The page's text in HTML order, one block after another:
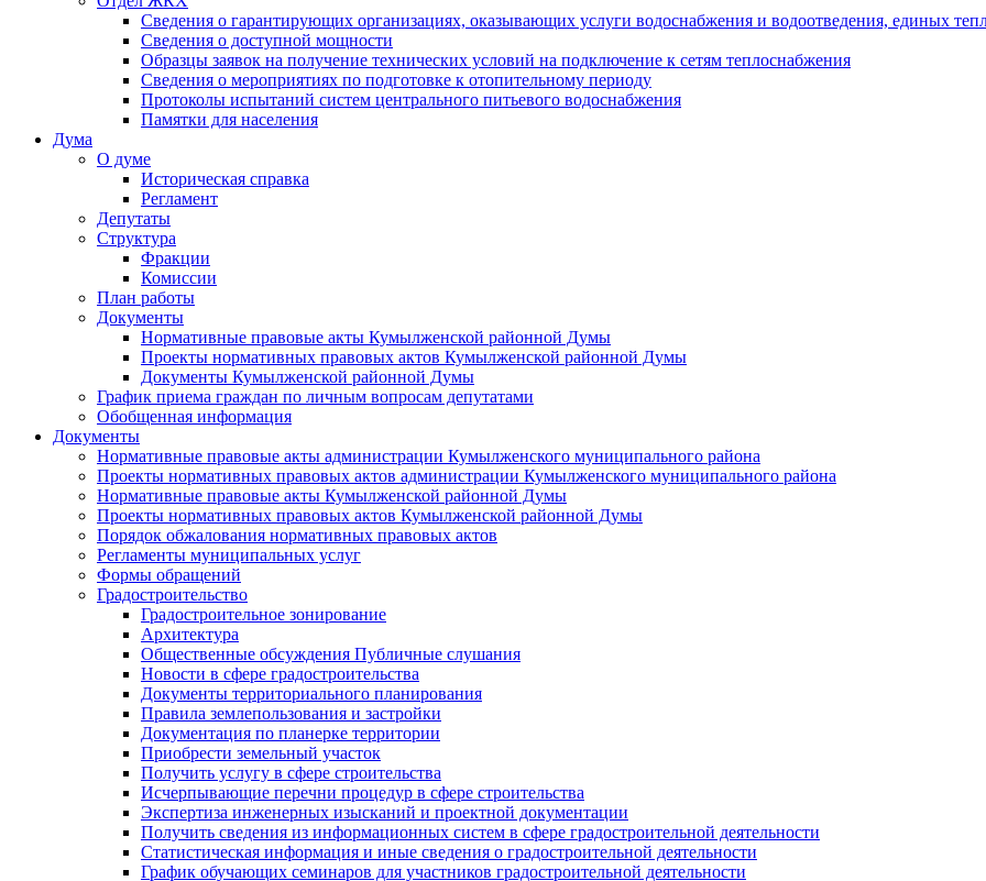
Сведения о гарантирующих организациях, оказывающих услуги водоснабжения и водоотведения, единых
Сведения о доступной мощности
Образцы заявок на получение технических условий на подключение к сетям теплоснабжения
Сведения о мероприятиях по подготовке к отопительному периоду
Протоколы испытаний систем центрального питьевого водоснабжения
Памятки для населения
Дума
О думе
Историческая справка
Регламент
Депутаты
Структура
Фракции
Комиссии
План работы
Документы
Нормативные правовые акты Кумылженской районной Думы
Проекты нормативных правовых актов Кумылженской районной Думы
Документы Кумылженской районной Думы
График приема граждан по личным вопросам депутатами
Обобщенная информация
Документы
Нормативные правовые акты администрации Кумылженского муниципального района
Проекты нормативных правовых актов администрации Кумылженского муниципального района
Нормативные правовые акты Кумылженской районной Думы
Проекты нормативных правовых актов Кумылженской районной Думы
Порядок обжалования нормативных правовых актов
Регламенты муниципальных услуг
Формы обращений
Градостроительство
Градостроительное зонирование
Архитектура
Общественные обсуждения Публичные слушания
Новости в сфере градостроительства
Документы территориального планирования
Правила землепользования и застройки
Документация по планерке территории
Приобрести земельный участок
Получить услугу в сфере строительства
Исчерпывающие перечни процедур в сфере строительства
Экспертиза инженерных изысканий и проектной документации
Получить сведения из информационных систем в сфере градостроительной деятельности
Статистическая информация и иные сведения о градостроительной деятельности
График обучающих семинаров для участников градостроительной деятельности